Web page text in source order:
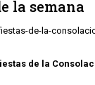
la semana
de la